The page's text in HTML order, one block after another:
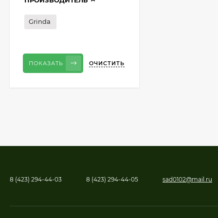
Grinda
ПОКАЗАТЬ ОЧИСТИТЬ
8 (423) 294-44-03 8 (423) 294-44-05 sad0102@mail.ru